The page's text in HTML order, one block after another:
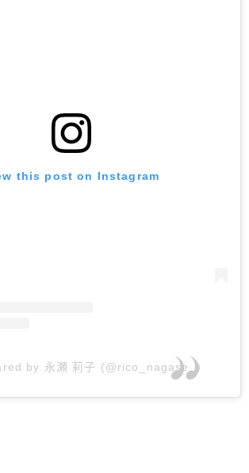
this post on Instagram
by 永瀬 莉子 (@rico_nagase_)